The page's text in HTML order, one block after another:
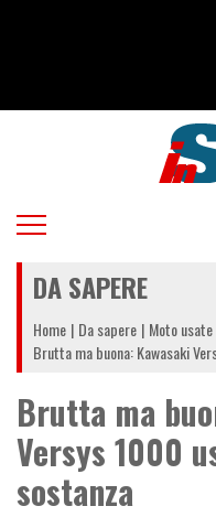
DA SAPERE
Home Da sapere Moto usate
Brutta ma buona: Kawasaki
Brutta ma
Versys 1000
sostanza